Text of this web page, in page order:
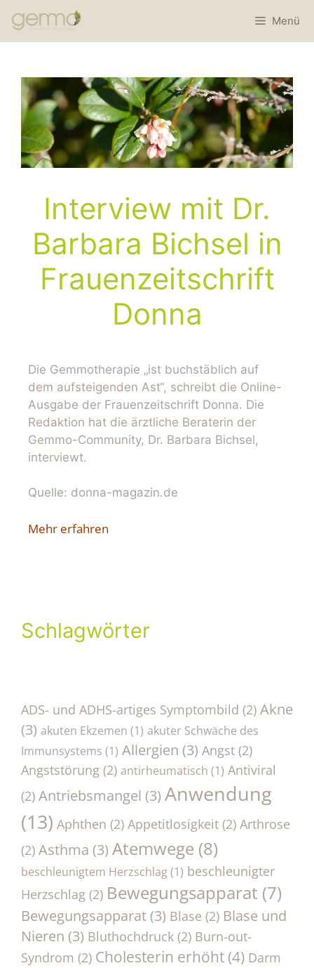
Menü
Interview mit Dr.
Barbara Bichsel in
Frauenzeitschrift
Donna
Die Gemmotherapie „ist buchstäblich auf
dem aufsteigenden Ast“, schreibt die Online-
Ausgabe der Frauenzeitschrift Donna. Die
Redaktion hat die ärztliche Beraterin der
Gemmo-Community, Dr. Barbara Bichsel,
interviewt.
Quelle: donna-magazin.de
Mehr erfahren
Schlagwörter
ADS- und ADHS-artiges Symptombild (2) Akne
(3) akuten Ekzemen (1) akuter Schwäche des
Immunsystems (1) Allergien (3) Angst (2)
Angststörung (2) antirheumatisch (1) Antiviral
(2) Antriebsmangel (3) Anwendung
(13) Aphthen (2) Appetitlosigkeit (2) Arthrose
(2) Asthma (3) Atemwege (8)
beschleunigtem Herzschlag(1) beschleunigter
Herzschlag (2) Bewegungsapparat (7)
Bewegungsapparat (3) Blase (2) Blase und
Nieren (3) Bluthochdruck (2) Burn-out-
Syndrom (2) Cholesterin erhöht (4) Darm